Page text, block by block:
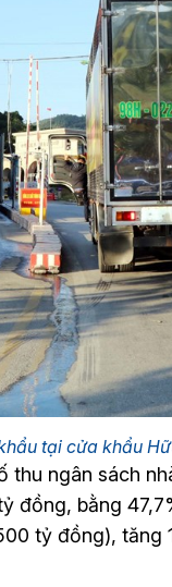
tại cửa khẩu
thu ngân sách
đồng, bằng
tỷ đồng),